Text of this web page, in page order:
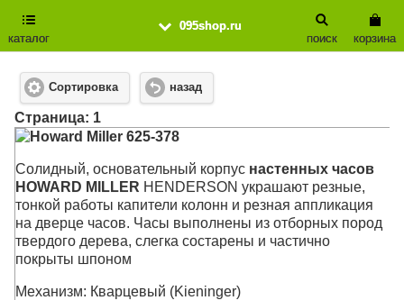
095shop.ru
каталог
корзина
поиск
Сортировка назад
Cтраница: 1
Howard Miller 625-378
Cолидный, основательный корпус настенных часов
HOWARD MILLER HENDERSON украшают резные,
тонкой работы капители колонн и резная аппликация
на дверце часов. Часы выполнены из отборных пород
твердого дерева, слегка состарены и частично
покрыты шпоном
Механизм: Кварцевый (Kieninger)